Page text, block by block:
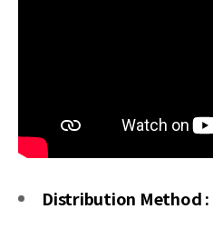
Distribution Method :